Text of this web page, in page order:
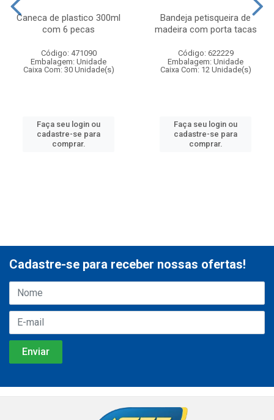
Caneca de plastico 300ml
com 6 pecas
Código: 471090
Embalagem: Unidade
Caixa Com: 30 Unidade(s)
Faça seu login ou
cadastre-se para
comprar.
Bandeja petisqueira de
madeira com porta tacas
Código: 622229
Embalagem: Unidade
Caixa Com: 12 Unidade(s)
Faça seu login ou
cadastre-se para
comprar.
Cadastre-se para receber nossas ofertas!